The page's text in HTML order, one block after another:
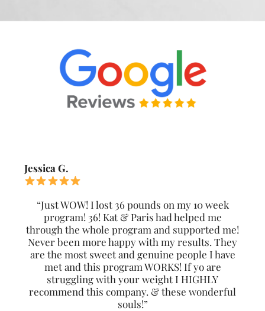
Jessica G.
“Just WOW! I lost 36 pounds on my 10 week
program! 36! Kat & Paris had helped me
through the whole program and supported me!
Never been more happy with my results. They
are the most sweet and genuine people I have
met and this program WORKS! If yo are
struggling with your weight I HIGHLY
recommend this company. & these wonderful
souls!”